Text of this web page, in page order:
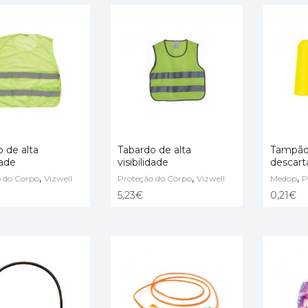
OPTIONS
de alta
do Corpo, Vizwell SELECT OPTIONS
Tabardo de alta
visibilidade
Proteção do Corpo, Vizwell
5,23€
ADD TO
Medop,
0,21€